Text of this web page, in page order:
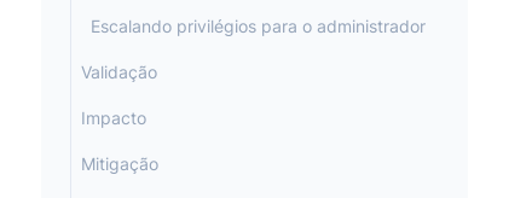
Escalando privilégios para o administrador
Validação
Impacto
Mitigação